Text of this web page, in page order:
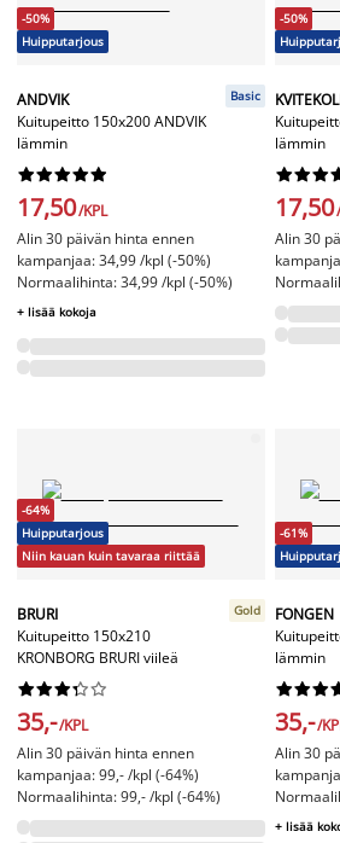
-50%
Huipputarjous
ANDVIK
Kuitupeitto 150x200 ANDVIK
lämmin
Basic






17,50/KPL
Alin 30 päivän hinta ennen
kampanjaa: 34,99 /kpl (-50%)
Normaalihinta: 34,99 /kpl (-50%)
+ lisää kokoja
-50%
lämmin




17,50
Alin 30
-64%
Huipputarjous
Niin kauan kuin tavaraa riittää
BRURI
Kuitupeitto 150x210
KRONBORG BRURI viileä
Gold






35,-/KPL
Alin 30 päivän hinta ennen
kampanjaa: 99,- /kpl (-64%)
Normaalihinta: 99,- /kpl (-64%)
-61%
FONGEN
lämmin




35,-/
Alin 30
+ lisää